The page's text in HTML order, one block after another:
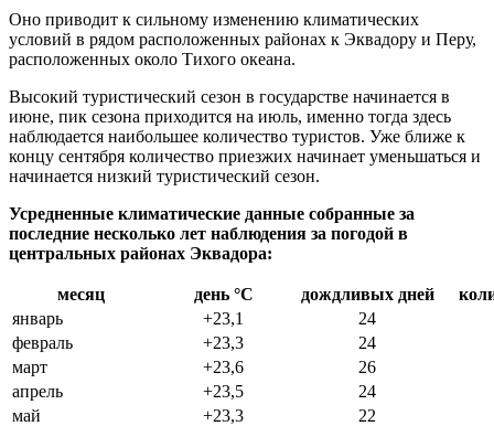
Оно приводит к сильному изменению климатических
условий в рядом расположенных районах к Эквадору и Перу,
расположенных около Тихого океана.
Высокий туристический сезон в государстве начинается в
июне, пик сезона приходится на июль, именно тогда здесь
наблюдается наибольшее количество туристов. Уже ближе к
концу сентября количество приезжих начинает уменьшаться и
начинается низкий туристический сезон.
Усредненные климатические данные собранные за
последние несколько лет наблюдения за погодой в
центральных районах Эквадора:
месяц день °С дождливых дней
январь
+23,1
24
февраль
+23,3
24
март
+23,6
26
апрель
+23,5
24
май
+23,3
22